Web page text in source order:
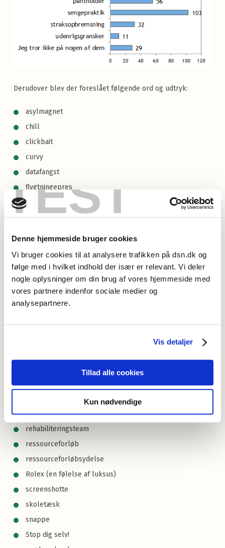
TEST
Denne hjemmeside bruger cookies
Vi bruger cookies til at analysere trafikken på dsn.dk og
følge med i hvilket indhold der især er relevant. Vi deler
nogle oplysninger om din brug af vores hjemmeside med
vores partnere indenfor sociale medier og
analysepartnere.
Vis detaljer
Tillad alle cookies
Kun nødvendige
Derudover blev der foreslået følgende ord og udtryk:
asylmagnet
chill
clickbait
curvy
datafangst
flygtningepres
frustrationsrobusthedskompetence
ISIS
kernevelfærd
kontanthjælpsloft
kropskamera
kulturberiger
likehunter
omprioriteringsbidrag
reform-amok
rehabiliteringsteam
ressourceforløb
ressourceforløbsydelse
Rolex (en følelse af luksus)
screenshotte
skoletæsk
snappe
Stop dig selv!